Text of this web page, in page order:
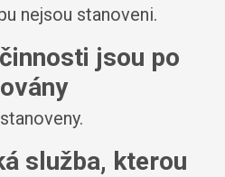
nejsou stanoveni.
jsou po
služba, kterou